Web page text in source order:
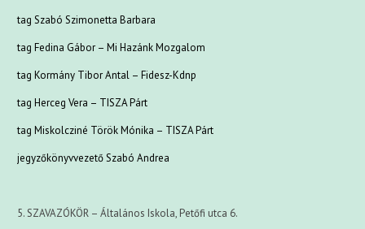
tag Szabó Szimonetta Barbara
tag Fedina Gábor – Mi Hazánk Mozgalom
tag Kormány Tibor Antal – Fidesz-Kdnp
tag Herceg Vera – TISZA Párt
tag Miskolcziné Török Mónika – TISZA Párt
jegyzőkönyvvezető Szabó Andrea
5. SZAVAZÓKÖR – Általános Iskola, Petőfi utca 6.